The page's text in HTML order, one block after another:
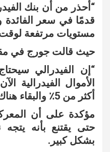
“أحذر من أن بنك
قدمًا في سعر الفائدة
مستويات مرتفعة
حيث قالت جورج في
“إن الفيدرالي
أكثر من 5٪ والبقاء هناك “لبعض الوقت”.
مؤكدة على أن
بشكل كبير.